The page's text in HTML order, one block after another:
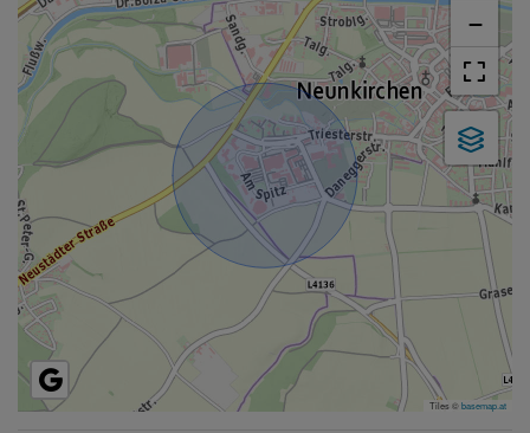
−
Tiles ©basemap.at